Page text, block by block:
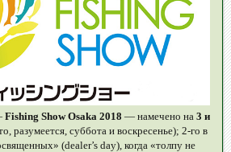
Fishing Show Osaka 2018 — намечено на 3 и
разумеется, суббота и воскресенье); 2-го в
(dealer’s day), когда «толпу не